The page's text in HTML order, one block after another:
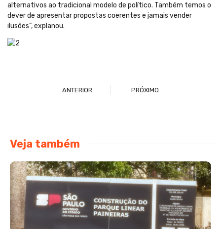
alternativos ao tradicional modelo de político. Também temos o
dever de apresentar propostas coerentes e jamais vender
ilusões”, explanou.
ANTERIOR PRÓXIMO
Veja também